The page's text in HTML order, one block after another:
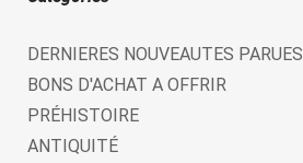
DERNIERES NOUVEAUTES PARUES
BONS D'ACHAT A OFFRIR
PRÉHISTOIRE
ANTIQUITÉ